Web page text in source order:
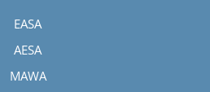
EASA
AESA
MAWA